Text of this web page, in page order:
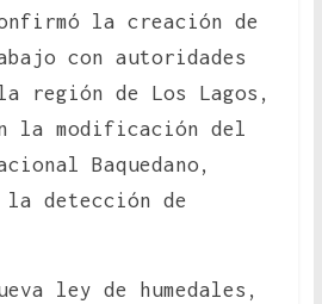
la creación de
con autoridades
región de Los Lagos,
la modificación del
Baquedano,
detección de
ley de humedales,